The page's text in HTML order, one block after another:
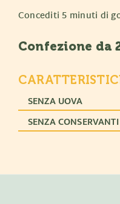
Concediti 5 minuti di
Confezione da
SENZA UOVA
SENZA CONSERVANTI